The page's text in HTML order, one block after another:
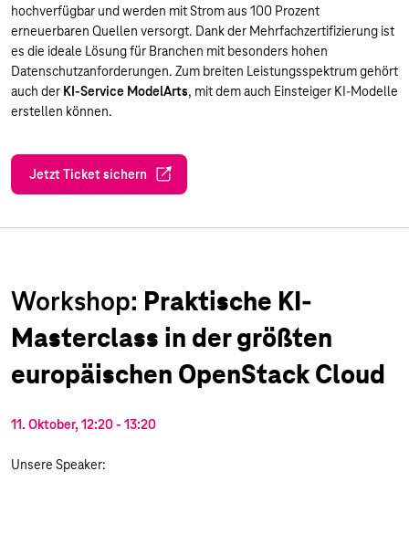
hochverfügbar und werden mit Strom aus 100 Prozent
erneuerbaren Quellen versorgt. Dank der Mehrfachzertifizierung ist
es die ideale Lösung für Branchen mit besonders hohen
Datenschutzanforderungen. Zum breiten Leistungsspektrum gehört
auch der KI-Service ModelArts, mit dem auch Einsteiger KI-Modelle
erstellen können.
Jetzt Ticket sichern
Workshop: Praktische KI-
Masterclass in der größten
europäischen OpenStack Cloud
11. Oktober, 12:20 - 13:20
Unsere Speaker: